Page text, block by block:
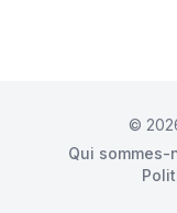
©
Qui sommes-